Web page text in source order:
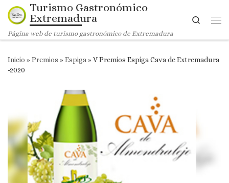
Saltar al contenido
Turismo Gastronómico
Extremadura
Página web de turismo gastronómico de Extremadura
Search
Inicio » Premios » Espiga » V Premios Espiga Cava de Extremadura
-2020